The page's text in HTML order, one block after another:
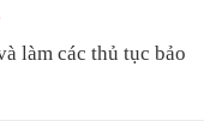
làm các thủ tục bảo